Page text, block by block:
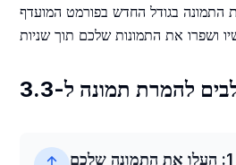
התמונה בגודל החדש בפורמט המועדף